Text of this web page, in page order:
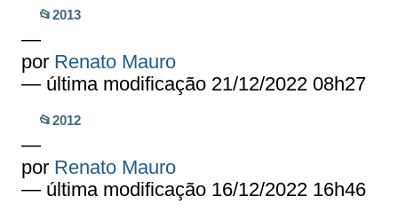
📂2013
—
por Renato Mauro
— última modificação 21/12/2022 08h27
📂2012
—
por Renato Mauro
— última modificação 16/12/2022 16h46